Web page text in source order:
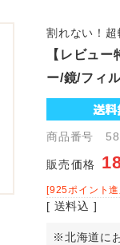
割れない！
【レビュ
ー/鏡/フィ
商品番号
販売価格
[925ポイント
[ 送料込 ]
※北海道に